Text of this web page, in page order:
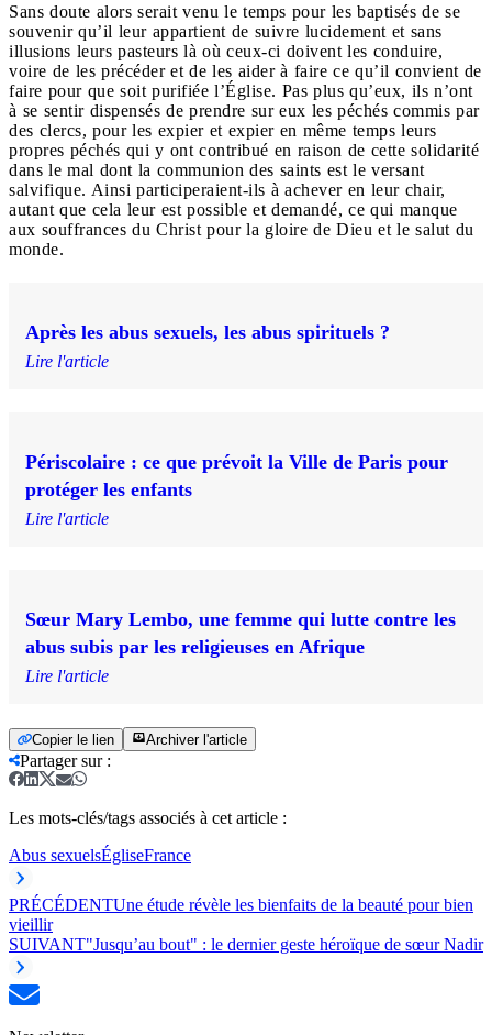
Sans doute alors serait venu le temps pour les baptisés de se
souvenir qu’il leur appartient de suivre lucidement et sans
illusions leurs pasteurs là où ceux-ci doivent les conduire,
voire de les précéder et de les aider à faire ce qu’il convient de
faire pour que soit purifiée l’Église. Pas plus qu’eux, ils n’ont
à se sentir dispensés de prendre sur eux les péchés commis par
des clercs, pour les expier et expier en même temps leurs
propres péchés qui y ont contribué en raison de cette solidarité
dans le mal dont la communion des saints est le versant
salvifique. Ainsi participeraient-ils à achever en leur chair,
autant que cela leur est possible et demandé, ce qui manque
aux souffrances du Christ pour la gloire de Dieu et le salut du
monde.
Après les abus sexuels, les abus spirituels ?
Lire l'article
Périscolaire : ce que prévoit la Ville de Paris pour
protéger les enfants
Lire l'article
Sœur Mary Lembo, une femme qui lutte contre les
abus subis par les religieuses en Afrique
Lire l'article
Copier le lien Archiver l'article
Partager sur:
Les mots-clés/tags associés à cet article :
Abus sexuelsÉgliseFrance
PRÉCÉDENTUne étude révèle les bienfaits de la beauté pour bien
vieillir
SUIVANT"Jusqu’au bout" : le dernier geste héroïque de sœur Nadir